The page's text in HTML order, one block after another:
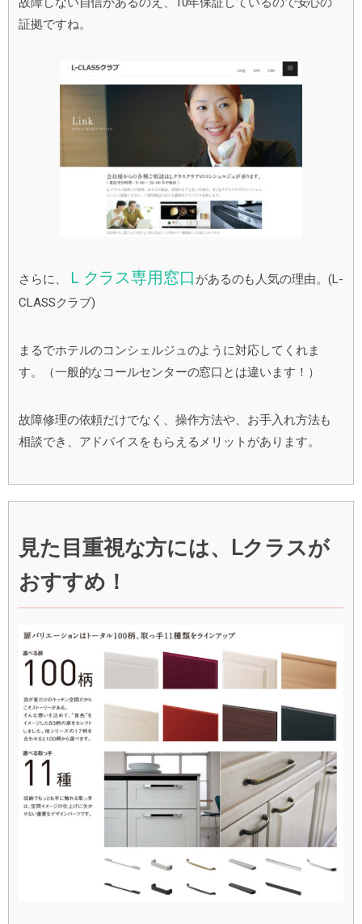
証拠ですね。
さらに、 Ｌクラス専用窓口 があるのも人気の理由。(L-
CLASSクラブ)
まるでホテルのコンシェルジュのように対応してくれま
す。（一般的なコールセンターの窓口とは違います！）
故障修理の依頼だけでなく、操作方法や、お手入れ方法も
相談でき、アドバイスをもらえるメリットがあります。
見た目重視な方には、Lクラスが
おすすめ！